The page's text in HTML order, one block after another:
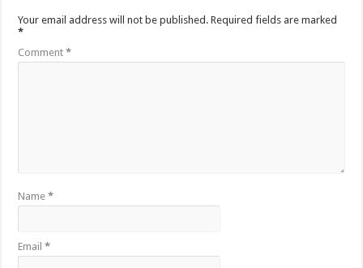
Your email address will not be published. Required fields are marked
*
Comment*
Name*
Email*